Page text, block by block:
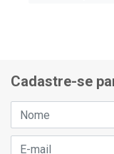
Cadastre-se